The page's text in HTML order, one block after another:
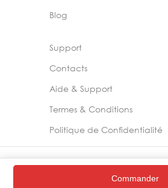
Blog
Support
Contacts
Aide & Support
Termes & Conditions
Politique de Confidentialité
2024 – Chelia Store
Commander